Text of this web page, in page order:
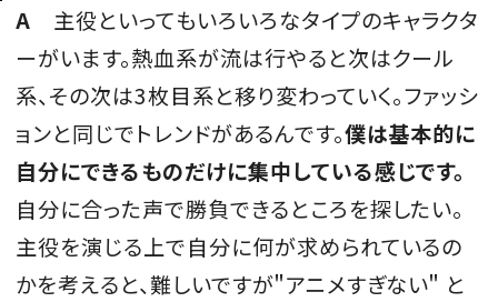
A 主役といってもいろいろなタイプのキャラクタ
ーがいます。熱血系が流は行やると次はクール
系、その次は3枚目系と移り変わっていく。ファッシ
ョンと同じでトレンドがあるんです。僕は基本的に
自分にできるものだけに集中している感じです。
自分に合った声で勝負できるところを探したい。
主役を演じる上で自分に何が求められているの
かを考えると、難しいですが＂アニメすぎない＂ と